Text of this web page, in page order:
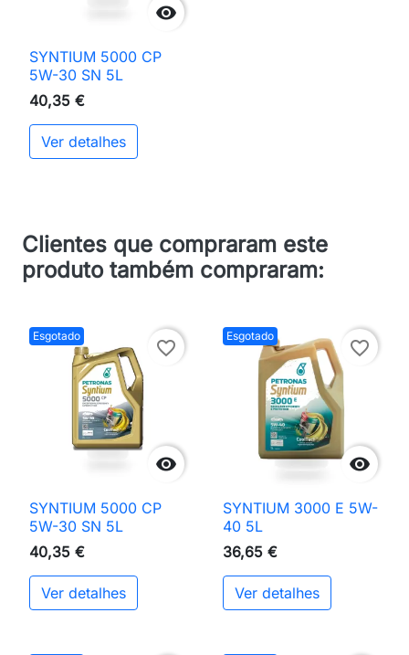

SYNTIUM 5000 CP
5W-30 SN 5L
40,35 €
Ver detalhes
Clientes que compraram este
produto também compraram:
Esgotado

favorite_border
SYNTIUM 5000 CP
5W-30 SN 5L
40,35 €
Ver detalhes
Esgotado

favorite_border
SYNTIUM 3000 E 5W-
40 5L
36,65 €
Ver detalhes